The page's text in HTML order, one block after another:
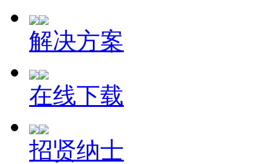
解决方案
在线下载
招贤纳士